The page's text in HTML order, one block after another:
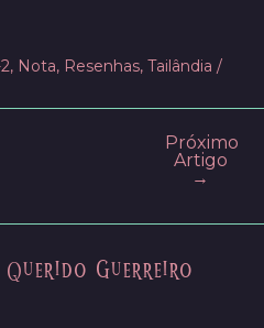
, Nota, Resenhas, Tailândia /
Próximo
Artigo
→
Guerreiro